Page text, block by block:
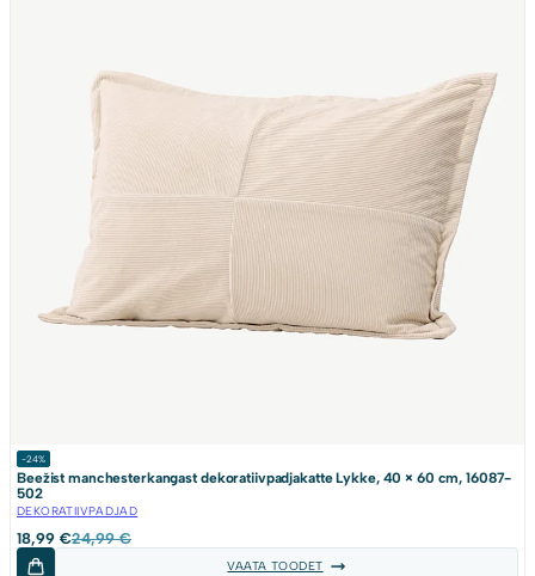
-24%
Beežist manchesterkangast dekoratiivpadjakatte Lykke, 40 × 60 cm, 16087-
502
DEKORATIIVPADJAD
24,99€
Algne
hind
18,99 €
Current
price
VAATA TOODET